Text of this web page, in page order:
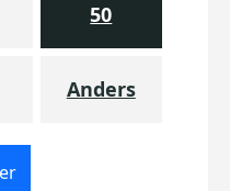
50
Anders